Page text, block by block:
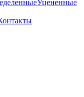
Уцененные